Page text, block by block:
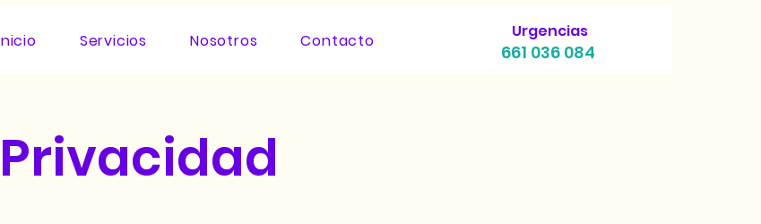
Servicios Nosotros Contacto
661 036 084
Urgencias